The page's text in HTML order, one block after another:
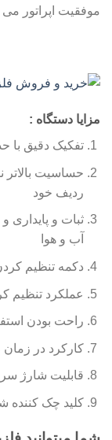
موفقیت اپراتور می
مزایا دستگاه :
تفکیک دقیق با
حساسیت بالاتر
ردیف خود
ثبات و پایداری
آب و هوا
دکمه تنظیم
عملکرد تنظیم
راحت بودن
کارکرد در زمان
قابلیت شارژ
کلید چک کننده